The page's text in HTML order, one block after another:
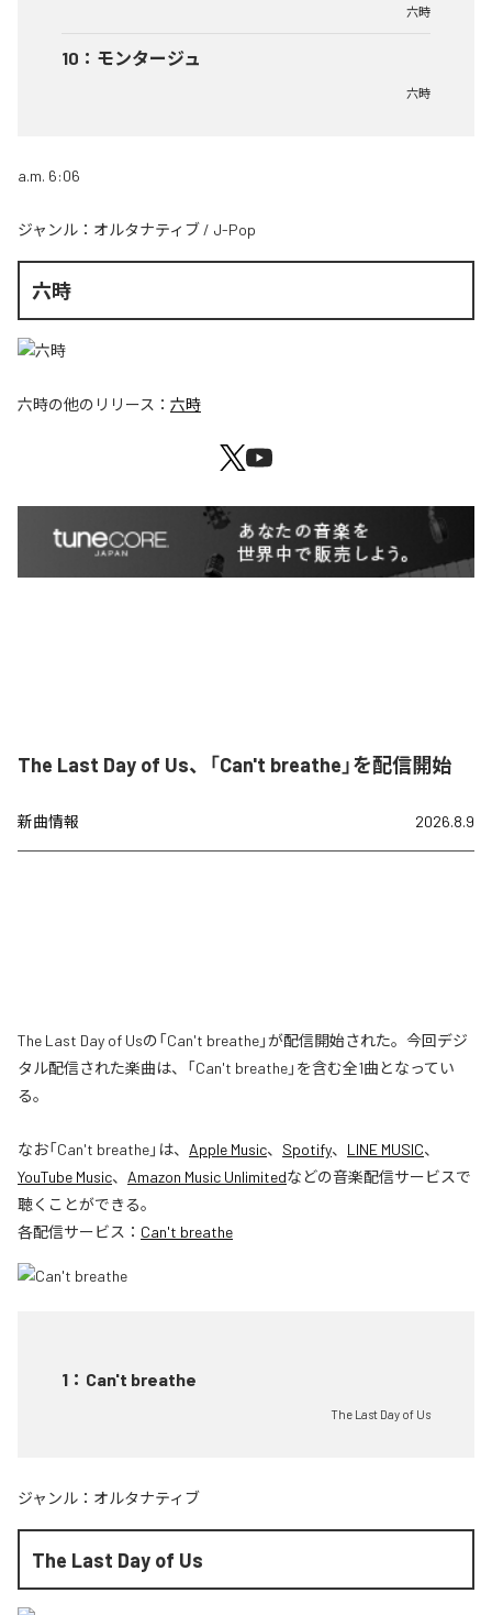
六時
10 ： モンタージュ
六時
a.m. 6:06
ジャンル： オルタナティブ / J-Pop
六時
六時の他のリリース： 六時
The Last Day of Us、「Can't breathe」を配信開始
新曲情報 2026.8.9
The Last Day of Usの「Can't breathe」が配信開始された。今回デジ
タル配信された楽曲は、「Can't breathe」を含む全1曲となってい
る。
なお「Can't breathe」は、 Apple Music、 Spotify、 LINE MUSIC、
YouTube Music、 Amazon Music Unlimitedなどの音楽配信サービスで
聴くことができる。
各配信サービス： Can't breathe
1 ： Can't breathe
The Last Day of Us
ジャンル： オルタナティブ
The Last Day of Us